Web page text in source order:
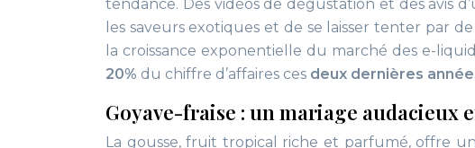
tendance. Des vidéos de dégustation et des avis
les saveurs exotiques et de se laisser tenter par
la croissance exponentielle du marché des e-
20% du chiffre d’affaires ces deux dernières
Goyave-fraise : un mariage audacieux
La gousse, fruit tropical riche et parfumé, offre